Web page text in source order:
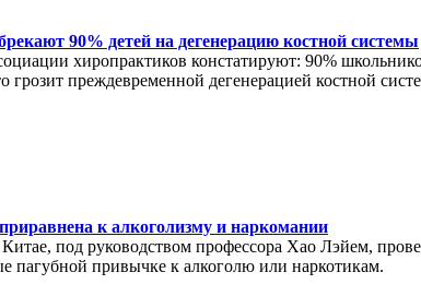
90% детей на дегенерацию костной системы
хиропрактиков констатируют: 90%
преждевременной дегенерацией костной
к алкоголизму и наркомании
под руководством профессора Хао Лэйем,
пагубной привычке к алкоголю или наркотикам.